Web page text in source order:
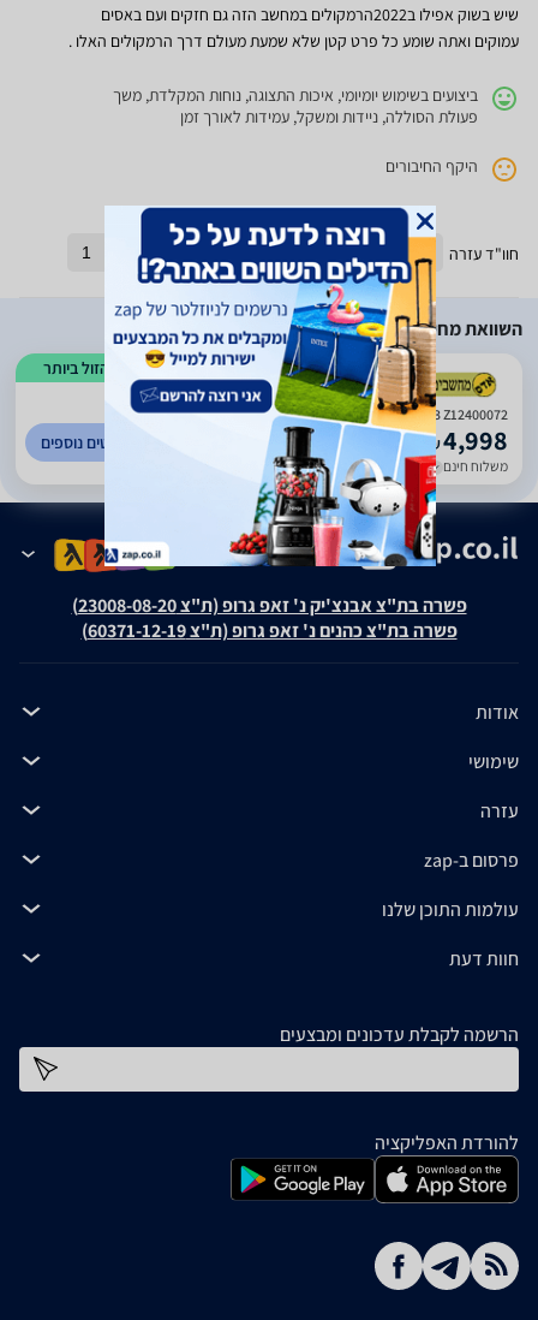
שיש בשוק אפילו ב2022הרמקולים במחשב הזה גם חזקים ועם באסים
עמוקים ואתה שומע כל פרט קטן שלא שמעת מעולם דרך הרמקולים האלו .
ביצועים בשימוש יומיומי, איכות התצוגה, נוחות המקלדת, משך
פעולת הסוללה, ניידות ומשקל, עמידות לאורך זמן
היקף החיבורים
חוו"ד עזרה חוו"ד לא עזרה 1
השוואת מחירים
הזול ביותר
0
(
459
)
Apple MacBook Air 13 Z12400072
₪4,998
משלוח חינם עד 7 ימי עסקים
לפרטים נוספים
פשרה בת"צ אבנצ'יק נ' זאפ גרופ (ת"צ 23008-08-20)
פשרה בת"צ כהנים נ' זאפ גרופ (ת"צ 60371-12-19)
אודות
שימושי
עזרה
פרסום ב-zap
עולמות התוכן שלנו
חוות דעת
הרשמה לקבלת עדכונים ומבצעים
להורדת האפליקציה